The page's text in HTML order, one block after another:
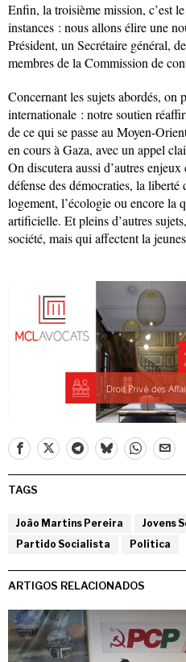
Enfin, la troisième mission, c’est
instances : nous allons élire une
Président, un Secrétaire général,
membres de la Commission de
Concernant les sujets abordés, on
internationale : notre soutien
de ce qui se passe au Moyen-
en cours à Gaza, avec un appel
On discutera aussi d’autres
défense des démocraties, la liberté
logement, l’écologie ou encore la
artificielle. Et pleins d’autres
société, mais qui affectent la
TAGS
João Martins Pereira
Jovens
Partido Socialista
Politica
ARTIGOS RELACIONADOS